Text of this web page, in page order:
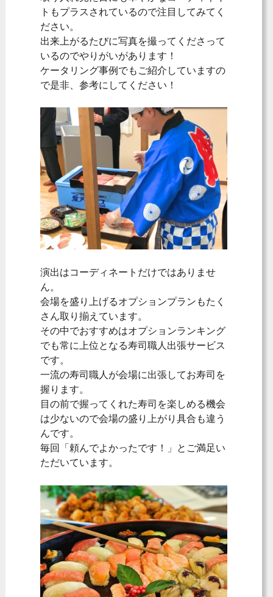
トもプラスされているので注目してみてく
ださい。
出来上がるたびに写真を撮ってくださって
いるのでやりがいがあります！
ケータリング事例でもご紹介していますの
で是非、参考にしてください！
演出はコーディネートだけではありませ
ん。
会場を盛り上げるオプションプランもたく
さん取り揃えています。
その中でおすすめはオプションランキング
でも常に上位となる寿司職人出張サービス
です。
一流の寿司職人が会場に出張してお寿司を
握ります。
目の前で握ってくれた寿司を楽しめる機会
は少ないので会場の盛り上がり具合も違う
んです。
毎回「頼んでよかったです！」とご満足い
ただいています。